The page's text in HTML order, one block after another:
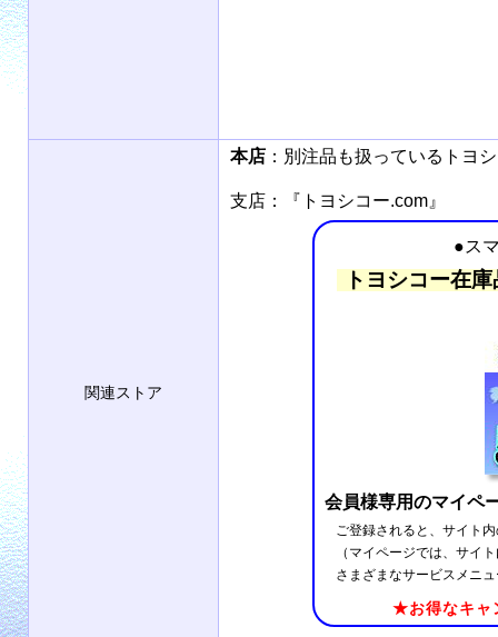
関連ストア
本店 ：別注品も扱っているト
支店：『トヨシコー.com』
●ス
トヨシコー在
会員様専用のマイペ
ご登録されると、サイト
（マイページでは、サイ
さまざまなサービスメニ
★お得なキャ